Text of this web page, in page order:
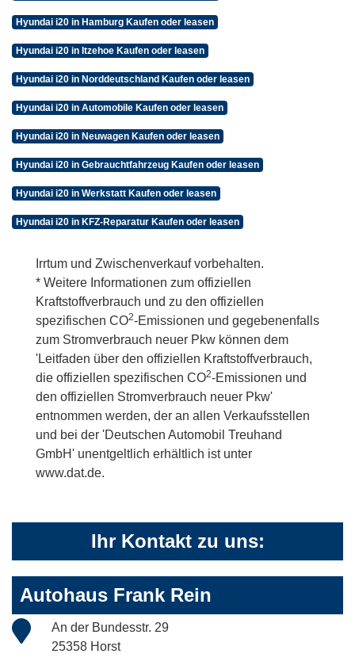
Hyundai i20 in Hamburg Kaufen oder leasen
Hyundai i20 in Itzehoe Kaufen oder leasen
Hyundai i20 in Norddeutschland Kaufen oder leasen
Hyundai i20 in Automobile Kaufen oder leasen
Hyundai i20 in Neuwagen Kaufen oder leasen
Hyundai i20 in Gebrauchtfahrzeug Kaufen oder leasen
Hyundai i20 in Werkstatt Kaufen oder leasen
Hyundai i20 in KFZ-Reparatur Kaufen oder leasen
Irrtum und Zwischenverkauf vorbehalten.
* Weitere Informationen zum offiziellen
Kraftstoffverbrauch und zu den offiziellen
spezifischen CO2-Emissionen und gegebenenfalls
zum Stromverbrauch neuer Pkw können dem
'Leitfaden über den offiziellen Kraftstoffverbrauch,
die offiziellen spezifischen CO2-Emissionen und
den offiziellen Stromverbrauch neuer Pkw'
entnommen werden, der an allen Verkaufsstellen
und bei der 'Deutschen Automobil Treuhand
GmbH' unentgeltlich erhältlich ist unter
www.dat.de.
Ihr Kontakt zu uns:
Autohaus Frank Rein
An der Bundesstr. 29
25358 Horst